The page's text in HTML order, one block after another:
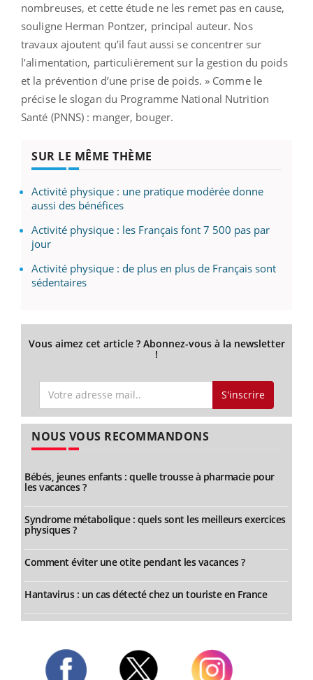
nombreuses, et cette étude ne les remet pas en cause,
souligne Herman Pontzer, principal auteur. Nos
travaux ajoutent qu’il faut aussi se concentrer sur
l’alimentation, particulièrement sur la gestion du poids
et la prévention d’une prise de poids. » Comme le
précise le slogan du Programme National Nutrition
Santé (PNNS) : manger, bouger.
SUR LE MÊME THÈME
Activité physique : une pratique modérée donne
aussi des bénéfices
Activité physique : les Français font 7 500 pas par
jour
Activité physique : de plus en plus de Français sont
sédentaires
Vous aimez cet article ? Abonnez-vous à la newsletter
!
S'inscrire
NOUS VOUS RECOMMANDONS
Bébés, jeunes enfants : quelle trousse à pharmacie pour
les vacances ?
Syndrome métabolique : quels sont les meilleurs exercices
physiques ?
Comment éviter une otite pendant les vacances ?
Hantavirus : un cas détecté chez un touriste en France